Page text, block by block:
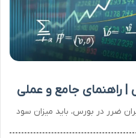
| راهنمای جامع و عملی
ضرر در بورس، باید میزان سود